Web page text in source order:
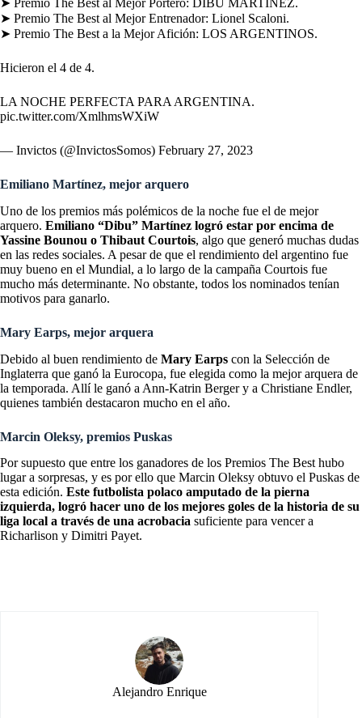
➤ Premio The Best al Mejor Portero: DIBU MARTÍNEZ.
➤ Premio The Best al Mejor Entrenador: Lionel Scaloni.
➤ Premio The Best a la Mejor Afición: LOS ARGENTINOS.
Hicieron el 4 de 4.
LA NOCHE PERFECTA PARA ARGENTINA.
pic.twitter.com/XmlhmsWXiW
— Invictos (@InvictosSomos) February 27, 2023
Emiliano Martínez, mejor arquero
Uno de los premios más polémicos de la noche fue el de mejor
arquero. Emiliano “Dibu” Martínez logró estar por encima de
Yassine Bounou o Thibaut Courtois, algo que generó muchas dudas
en las redes sociales. A pesar de que el rendimiento del argentino fue
muy bueno en el Mundial, a lo largo de la campaña Courtois fue
mucho más determinante. No obstante, todos los nominados tenían
motivos para ganarlo.
Mary Earps, mejor arquera
Debido al buen rendimiento de Mary Earps con la Selección de
Inglaterra que ganó la Eurocopa, fue elegida como la mejor arquera de
la temporada. Allí le ganó a Ann-Katrin Berger y a Christiane Endler,
quienes también destacaron mucho en el año.
Marcin Oleksy, premios Puskas
Por supuesto que entre los ganadores de los Premios The Best hubo
lugar a sorpresas, y es por ello que Marcin Oleksy obtuvo el Puskas de
esta edición. Este futbolista polaco amputado de la pierna
izquierda, logró hacer uno de los mejores goles de la historia de su
liga local a través de una acrobacia suficiente para vencer a
Richarlison y Dimitri Payet.
Alejandro Enrique